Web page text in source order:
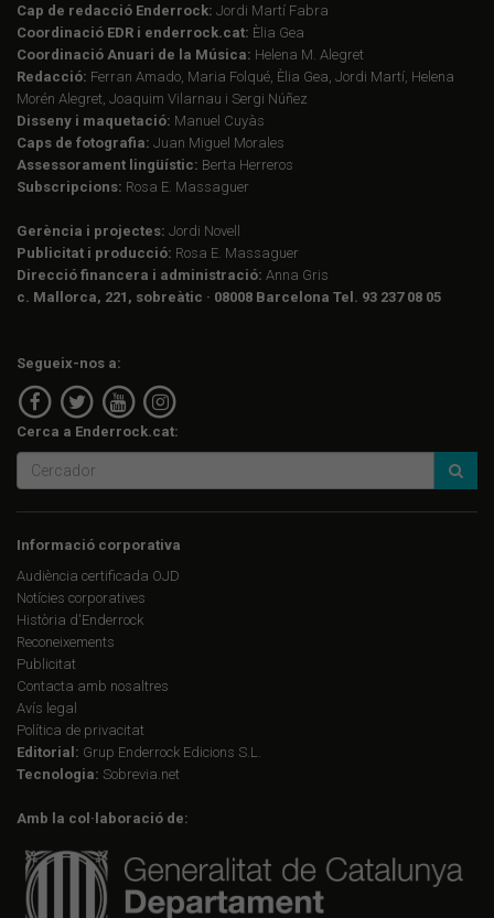
Cap de redacció Enderrock: Jordi Martí Fabra
Coordinació EDR i enderrock.cat: Èlia Gea
Coordinació Anuari de la Música: Helena M. Alegret
Redacció: Ferran Amado, Maria Folqué, Èlia Gea, Jordi Martí, Helena
Morén Alegret, Joaquim Vilarnau i Sergi Núñez
Disseny i maquetació: Manuel Cuyàs
Caps de fotografia: Juan Miguel Morales
Assessorament lingüístic: Berta Herreros
Subscripcions: Rosa E. Massaguer
Gerència i projectes: Jordi Novell
Publicitat i producció: Rosa E. Massaguer
Direcció financera i administració: Anna Gris
c. Mallorca, 221, sobreàtic · 08008 Barcelona Tel. 93 237 08 05
Segueix-nos a:
Cerca a Enderrock.cat:
Informació corporativa
Audiència certificada OJD
Notícies corporatives
Història d'Enderrock
Reconeixements
Publicitat
Contacta amb nosaltres
Avís legal
Política de privacitat
Editorial: Grup Enderrock Edicions S.L.
Tecnologia: Sobrevia.net
Amb la col·laboració de: